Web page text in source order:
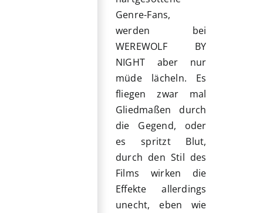
Genre-Fans,
werden bei
WEREWOLF BY
NIGHT aber nur
müde lächeln. Es
fliegen zwar mal
Gliedmaßen durch
die Gegend, oder
es spritzt Blut,
durch den Stil des
Films wirken die
Effekte allerdings
unecht, eben wie